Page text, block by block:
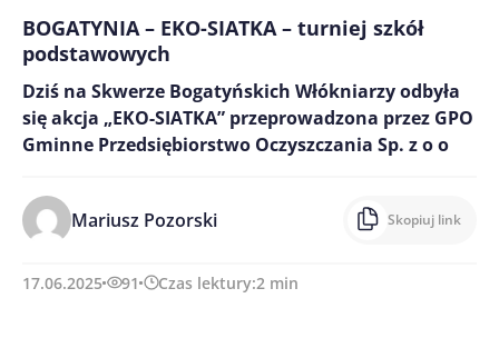
BOGATYNIA – EKO-SIATKA – turniej szkół
podstawowych
Dziś na Skwerze Bogatyńskich Włókniarzy odbyła
się akcja „EKO-SIATKA” przeprowadzona przez GPO
Gminne Przedsiębiorstwo Oczyszczania Sp. z o o
Mariusz Pozorski Skopiuj link
17.06.2025 91 Czas lektury:2 min